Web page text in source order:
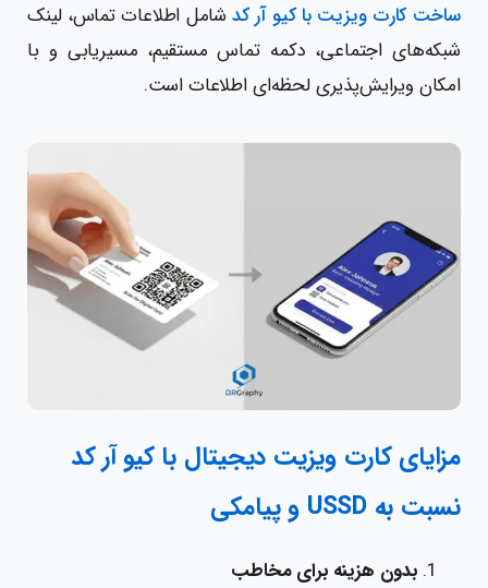
ساخت کارت ویزیت با کیو آر کدشامل اطلاعات تماس، لینک
شبکه‌های اجتماعی، دکمه تماس مستقیم، مسیر‌یابی و با
امکان ویرایش‌پذیری لحظه‌ای اطلاعات است.
مزایای کارت ویزیت دیجیتال با کیو آر کد
نسبت به USSD و پیامکی
بدون هزینه برای مخاطب